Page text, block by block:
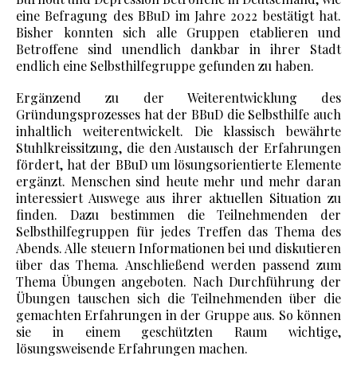
eine Befragung des BBuD im Jahre 2022 bestätigt hat.
Bisher konnten sich alle Gruppen etablieren und
Betroffene sind unendlich dankbar in ihrer Stadt
endlich eine Selbsthilfegruppe gefunden zu haben.
Ergänzend zu der Weiterentwicklung des
Gründungsprozesses hat der BBuD die Selbsthilfe auch
inhaltlich weiterentwickelt. Die klassisch bewährte
Stuhlkreissitzung, die den Austausch der Erfahrungen
fördert, hat der BBuD um lösungsorientierte Elemente
ergänzt. Menschen sind heute mehr und mehr daran
interessiert Auswege aus ihrer aktuellen Situation zu
finden. Dazu bestimmen die Teilnehmenden der
Selbsthilfegruppen für jedes Treffen das Thema des
Abends. Alle steuern Informationen bei und diskutieren
über das Thema. Anschließend werden passend zum
Thema Übungen angeboten. Nach Durchführung der
Übungen tauschen sich die Teilnehmenden über die
gemachten Erfahrungen in der Gruppe aus. So können
sie in einem geschützten Raum wichtige,
lösungsweisende Erfahrungen machen.